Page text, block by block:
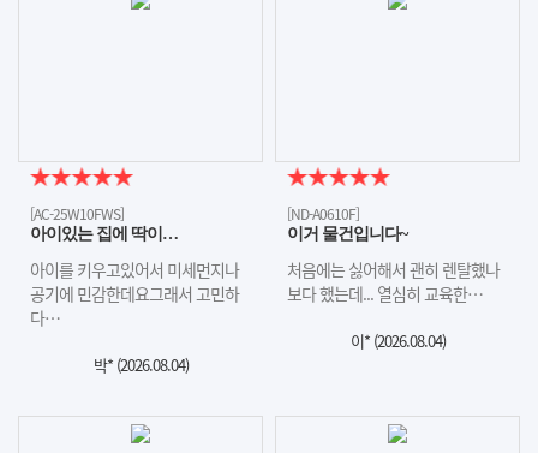
[AC-25W10FWS]
아이있는 집에 딱이…
아이를 키우고있어서 미세먼지나
공기에 민감한데요그래서 고민하
다…
박* (2026.08.04)
[ND-A0610F]
이거 물건입니다~
처음에는 싫어해서 괜히 렌탈했나
보다 했는데... 열심히 교육한…
이* (2026.08.04)